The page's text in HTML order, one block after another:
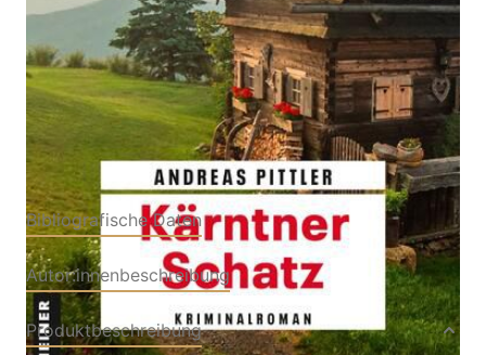
Verlag: Gmeiner-Verlag 11.03.2026
256 Seiten
Softcover
ISBN: 978-3-83928061-
4
Bibliografische Daten
Autor:innenbeschreibung
Produktbeschreibung